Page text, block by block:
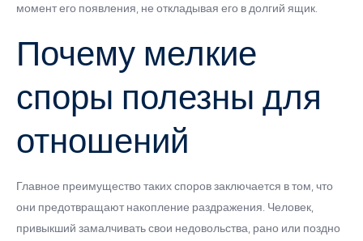
момент его появления, не откладывая его в долгий ящик.
Почему мелкие
споры полезны для
отношений
Главное преимущество таких споров заключается в том, что
они предотвращают накопление раздражения. Человек,
привыкший замалчивать свои недовольства, рано или поздно